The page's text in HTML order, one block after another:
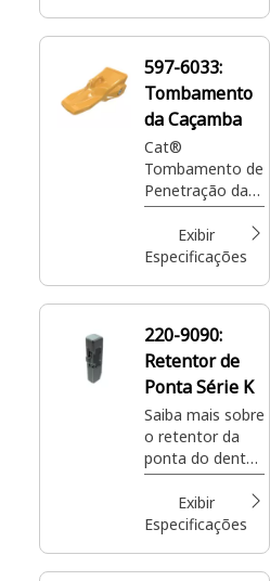
para
de escavação e
abertura de
valas.
597-6033:
Tombamento
da Caçamba
Cat®
Tombamento de
Penetração da
Caçamba
Exibir
Especificações
220-9090:
Retentor de
Ponta Série K
Saiba mais sobre
o retentor da
ponta do dente
da caçamba
K80/90/100 OEM
Cat®, peça 220-
escavação. Os
Exibir
Especificações